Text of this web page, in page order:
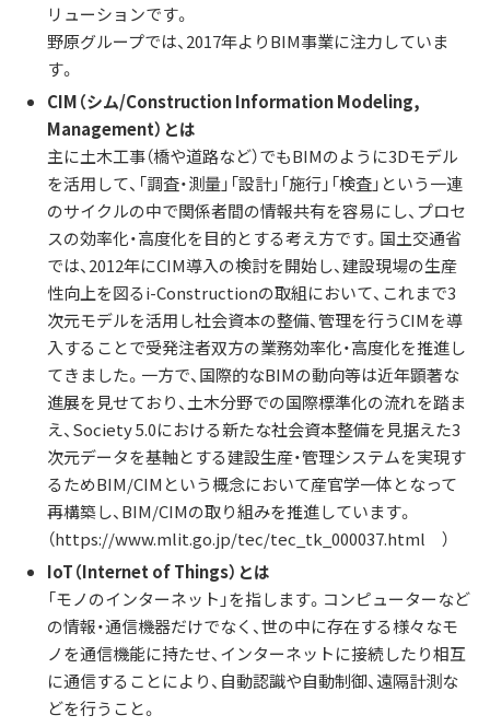
リューションです。
野原グループでは、2017年よりBIM事業に注力していま
す。
CIM（シム/Construction Information Modeling,
Management）とは
主に土木工事（橋や道路など）でもBIMのように3Dモデル
を活用して、「調査・測量」「設計」「施行」「検査」という一連
のサイクルの中で関係者間の情報共有を容易にし、プロセ
スの効率化・高度化を目的とする考え方です。国土交通省
では、2012年にCIM導入の検討を開始し、建設現場の生産
性向上を図るi-Constructionの取組において、これまで3
次元モデルを活用し社会資本の整備、管理を行うCIMを導
入することで受発注者双方の業務効率化・高度化を推進し
てきました。一方で、国際的なBIMの動向等は近年顕著な
進展を見せており、土木分野での国際標準化の流れを踏ま
え、Society 5.0における新たな社会資本整備を見据えた3
次元データを基軸とする建設生産・管理システムを実現す
るためBIM/CIMという概念において産官学一体となって
再構築し、BIM/CIMの取り組みを推進しています。
（https://www.mlit.go.jp/tec/tec_tk_000037.html ）
IoT（Internet of Things）とは
「モノのインターネット」を指します。コンピューターなど
の情報・通信機器だけでなく、世の中に存在する様々なモ
ノを通信機能に持たせ、インターネットに接続したり相互
に通信することにより、自動認識や自動制御、遠隔計測な
どを行うこと。